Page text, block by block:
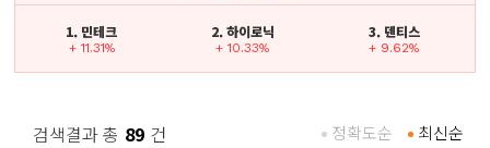
1. 민테크
+ 11.31%
2. 하이로닉
+ 10.33%
3. 덴티스
+ 9.62%
검색결과 총 89 건 최신순
정확도순